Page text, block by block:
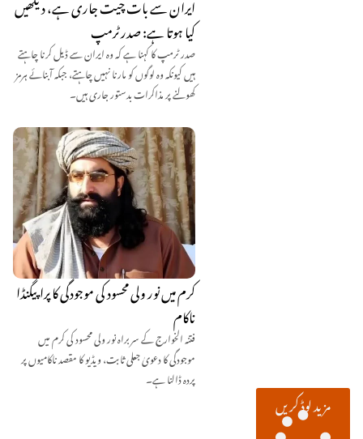
کیا ہوتا ہے: صدر ٹرمپ
صدر ٹرمپ کا کہنا ہے کہ وہ ایران سے ڈیل کرنا چاہتے
ہیں کیونکہ وہ لوگوں کو مارنا نہیں چاہتے، جبکہ آبنائے ہرمز
کھولنے پر مذاکرات بدستور جاری ہیں۔
کرم میں نور ولی محسود کی موجودگی کا پراپیگنڈا
ناکام
فتنہ الخوارج کے سربراہ نور ولی محسود کی کرم میں
موجودگی کا دعویٰ جعلی ثابت، ویڈیو کا مقصد ناکامیوں پر
پردہ ڈالنا ہے۔
مزید لوڈ کریں